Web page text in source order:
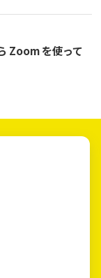
Zoom を使って